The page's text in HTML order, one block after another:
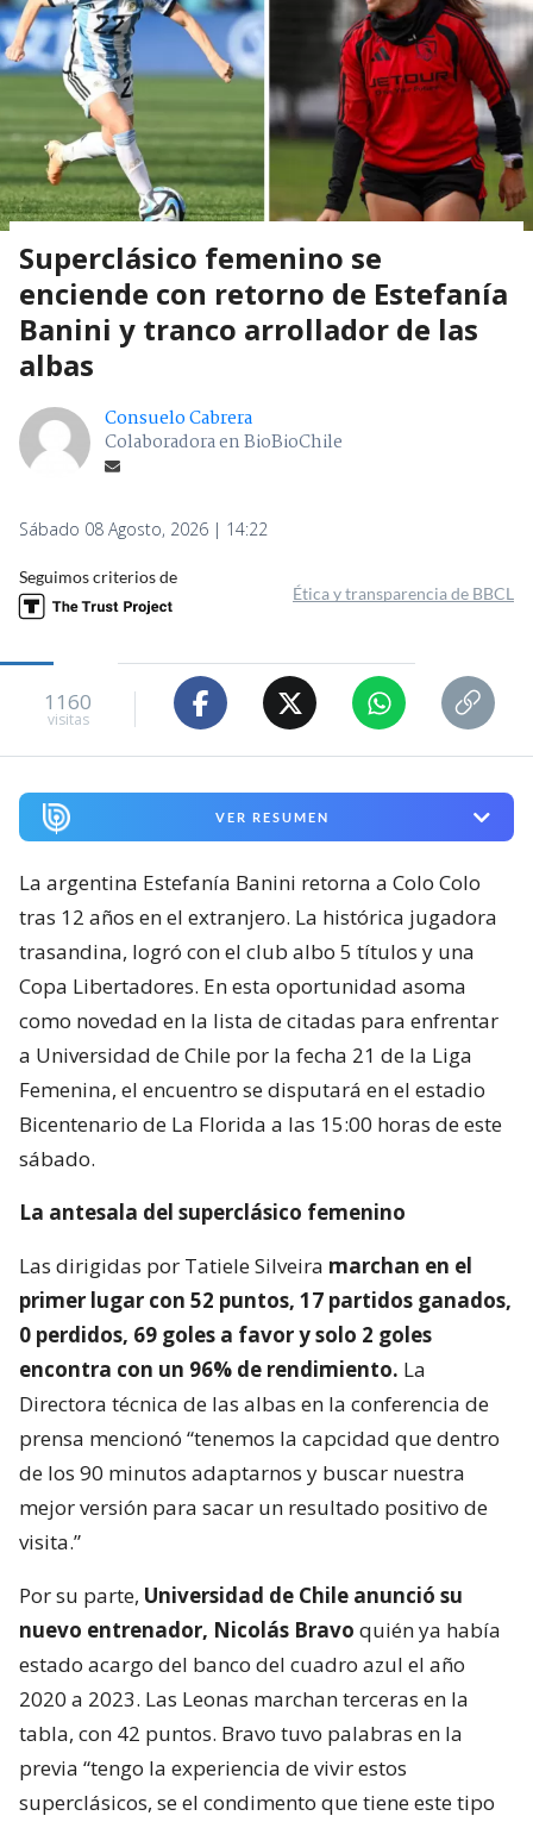
Superclásico femenino se
enciende con retorno de Estefanía
Banini y tranco arrollador de las
albas
Consuelo Cabrera
Colaboradora en BioBioChile
Sábado 08 Agosto, 2026 | 14:22
Seguimos criterios de
Ética y transparencia de BBCL
1160
visitas
VER RESUMEN
La argentina Estefanía Banini retorna a Colo Colo
tras 12 años en el extranjero. La histórica jugadora
trasandina, logró con el club albo 5 títulos y una
Copa Libertadores. En esta oportunidad asoma
como novedad en la lista de citadas para enfrentar
a Universidad de Chile por la fecha 21 de la Liga
Femenina, el encuentro se disputará en el estadio
Bicentenario de La Florida a las 15:00 horas de este
sábado.
La antesala del superclásico femenino
Las dirigidas por Tatiele Silveira marchan en el
primer lugar con 52 puntos, 17 partidos ganados,
0 perdidos, 69 goles a favor y solo 2 goles
encontra con un 96% de rendimiento. La
Directora técnica de las albas en la conferencia de
prensa mencionó “tenemos la capcidad que dentro
de los 90 minutos adaptarnos y buscar nuestra
mejor versión para sacar un resultado positivo de
visita.”
Por su parte, Universidad de Chile anunció su
nuevo entrenador, Nicolás Bravo quién ya había
estado acargo del banco del cuadro azul el año
2020 a 2023. Las Leonas marchan terceras en la
tabla, con 42 puntos. Bravo tuvo palabras en la
previa “tengo la experiencia de vivir estos
superclásicos, se el condimento que tiene este tipo